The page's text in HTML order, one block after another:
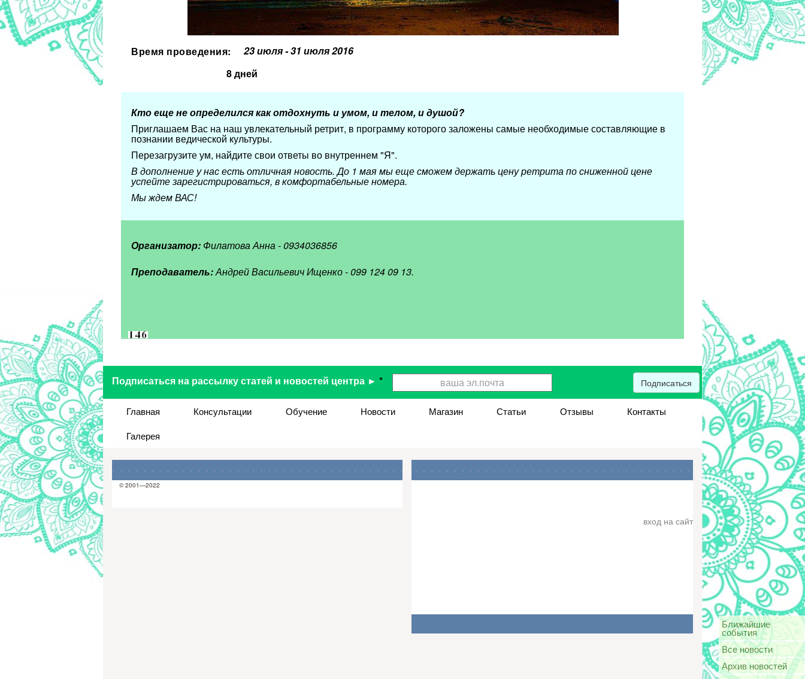
Время проведения:
23 июля - 31 июля 2016
8 дней
Кто еще не определился как отдохнуть и умом, и телом, и душой?
Приглашаем Вас на наш увлекательный ретрит, в программу которого заложены самые необходимые составляющие в
познании ведической культуры.
Перезагрузите ум, найдите свои ответы во внутреннем "Я".
В дополнение у нас есть отличная новость. До 1 мая мы еще сможем держать цену ретрита по сниженной цене
успейте зарегистрироваться, в комфортабельные номера.
Мы ждем ВАС!
Организатор: Филатова Анна - 0934036856
Преподаватель:Андрей Васильевич Ищенко - 099 124 09 13.
Подписаться на рассылку статей и новостей центра ► * Подписаться
Главная Консультации Обучение Новости Магазин Статьи Отзывы
Контакты
Галерея
© 2001—2022
вход на сайт
Ближайшие
события
Все новости
Архив новостей